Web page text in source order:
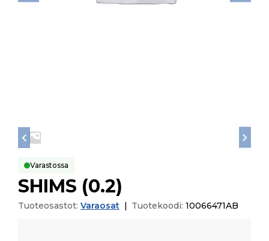
Varastossa
SHIMS (0.2)
Tuoteosastot: Varaosat Tuotekoodi: 10066471AB